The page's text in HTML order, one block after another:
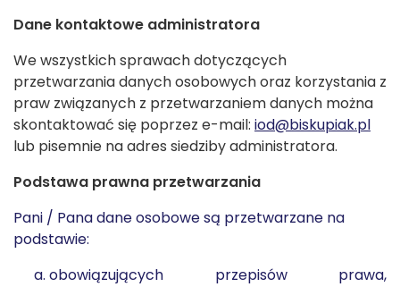
Dane kontaktowe administratora
We wszystkich sprawach dotyczących
przetwarzania danych osobowych oraz korzystania z
praw związanych z przetwarzaniem danych można
skontaktować się poprzez e-mail: iod@biskupiak.pl
lub pisemnie na adres siedziby administratora.
Podstawa prawna przetwarzania
Pani / Pana dane osobowe są przetwarzane na
podstawie:
obowiązujących przepisów prawa,